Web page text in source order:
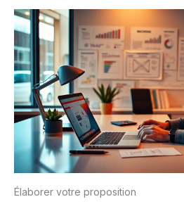
Élaborer votre proposition